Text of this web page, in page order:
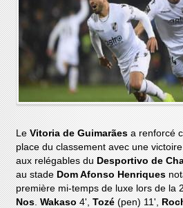
LeVitoria de Guimarães a renforcé
place du classement avec une
aux relégables du Desportivo de
au stade Dom Afonso Henriques
première mi-temps de luxe lors de la
Nos.Wakaso4',Tozé(pen) 11',